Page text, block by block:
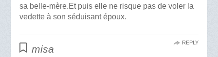
sa belle-mère.Et puis elle ne risque pas de voler la
vedette à son séduisant époux.
misa
REPLY